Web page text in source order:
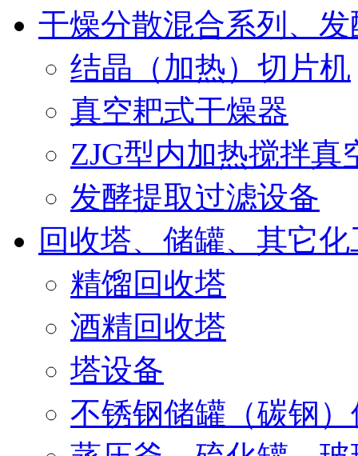
干燥分散混合系列、
结晶（加热）切片机
真空耙式干燥器
ZJG型内加热搅拌真
发酵提取过滤设备
回收塔、储罐、其它
精馏回收塔
酒精回收塔
塔设备
不锈钢储罐（碳钢